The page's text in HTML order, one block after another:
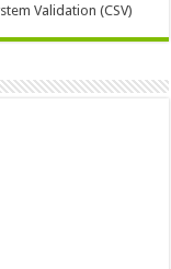
Validation (CSV)